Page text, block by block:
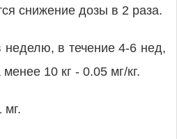
снижение дозы в 2 раза.
неделю, в течение 4-6 нед,
10 кг - 0.05 мг/кг.
мг.